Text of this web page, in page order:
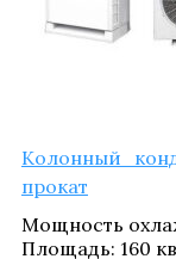
Колон­ный
прокат
Мощ­ность
Пло­щадь: 160